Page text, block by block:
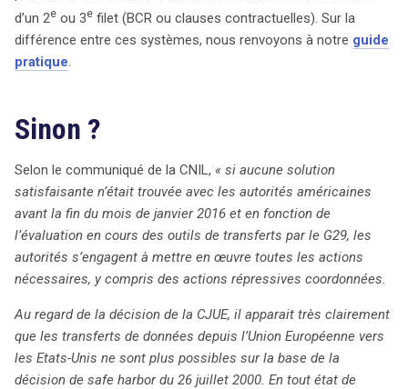
d’un 2e ou 3e filet (BCR ou clauses contractuelles). Sur la
différence entre ces systèmes, nous renvoyons à notre guide
pratique.
Sinon ?
Selon le communiqué de la CNIL, « si aucune solution
satisfaisante n’était trouvée avec les autorités américaines
avant la fin du mois de janvier 2016 et en fonction de
l’évaluation en cours des outils de transferts par le G29, les
autorités s’engagent à mettre en œuvre toutes les actions
nécessaires, y compris des actions répressives coordonnées.
Au regard de la décision de la CJUE, il apparait très clairement
que les transferts de données depuis l’Union Européenne vers
les Etats-Unis ne sont plus possibles sur la base de la
décision de safe harbor du 26 juillet 2000. En tout état de